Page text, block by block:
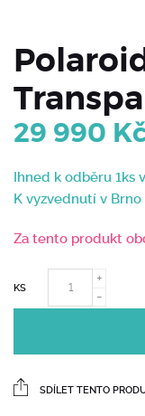
29 990
Ihned k odběru 1ks
K vyzvednutí v
Za tento produkt
KS
SDÍLET TENTO